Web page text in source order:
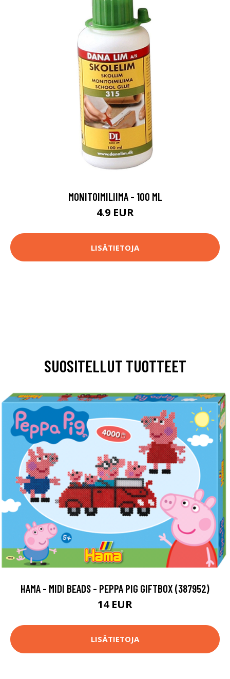
MONITOIMILIIMA - 100 ML
4.9 EUR
LISÄTIETOJA
SUOSITELLUT TUOTTEET
HAMA - MIDI BEADS - PEPPA PIG GIFTBOX (387952)
14 EUR
LISÄTIETOJA